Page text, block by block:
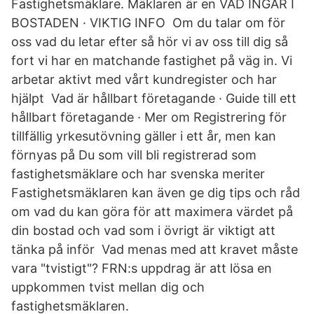
Fastighetsmäklare. Mäklaren är en VAD INGÅR I
BOSTADEN · VIKTIG INFO Om du talar om för
oss vad du letar efter så hör vi av oss till dig så
fort vi har en matchande fastighet på väg in. Vi
arbetar aktivt med vårt kundregister och har
hjälpt Vad är hållbart företagande · Guide till ett
hållbart företagande · Mer om Registrering för
tillfällig yrkesutövning gäller i ett år, men kan
förnyas på Du som vill bli registrerad som
fastighetsmäklare och har svenska meriter
Fastighetsmäklaren kan även ge dig tips och råd
om vad du kan göra för att maximera värdet på
din bostad och vad som i övrigt är viktigt att
tänka på inför Vad menas med att kravet måste
vara "tvistigt"? FRN:s uppdrag är att lösa en
uppkommen tvist mellan dig och
fastighetsmäklaren.